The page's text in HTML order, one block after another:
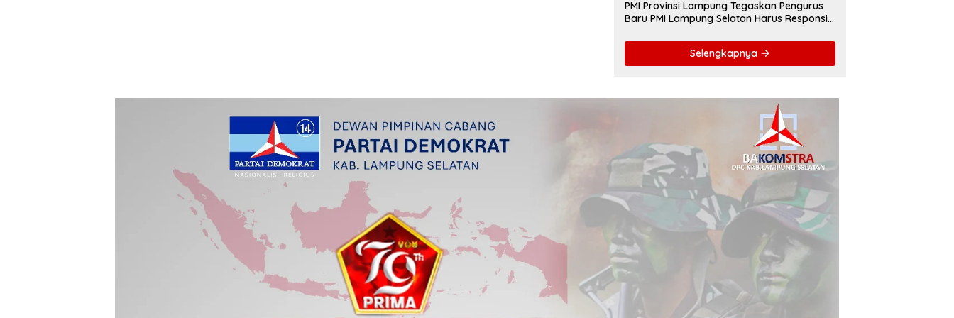
PMI Provinsi Lampung Tegaskan Pengurus
Baru PMI Lampung Selatan Harus Responsif
Selengkapnya